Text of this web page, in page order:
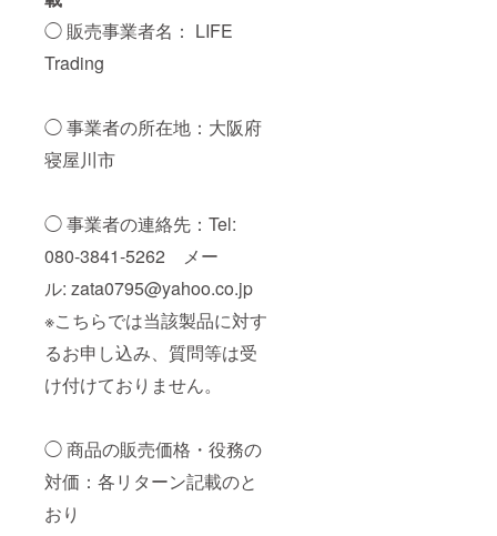
◯ 販売事業者名： LIFE
Trading
◯ 事業者の所在地：大阪府
寝屋川市
◯ 事業者の連絡先：Tel:
080-3841-5262 メー
ル: zata0795@yahoo.co.jp
※こちらでは当該製品に対す
るお申し込み、質問等は受
け付けておりません。
◯ 商品の販売価格・役務の
対価：各リターン記載のと
おり